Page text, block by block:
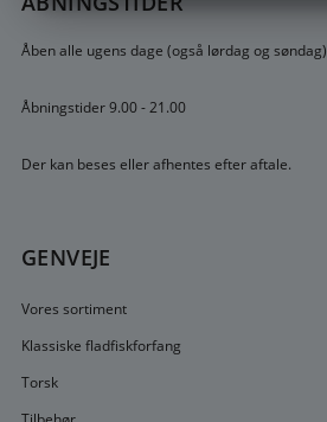
Åben alle ugens dage (også lørdag og søndag)
Åbningstider 9.00 - 21.00
Der kan beses eller afhentes efter aftale.
GENVEJE
Vores sortiment
Klassiske fladfiskforfang
Torsk
MARKETING